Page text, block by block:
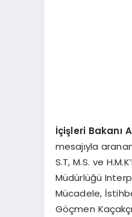
İçişleri Bakanı
mesajıyla aranan
S.T, M.S. ve
Müdürlüğü
Mücadele,
Göçmen